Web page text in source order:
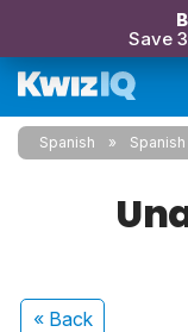
Save
Spanish Spanish
« Back